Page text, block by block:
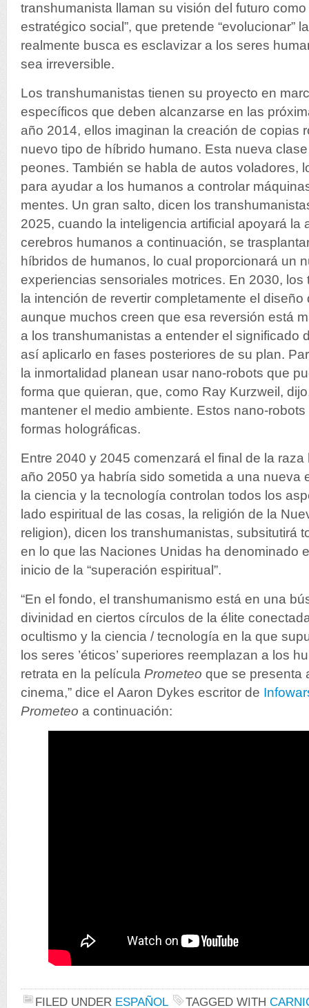
transhumanista llaman su visión del futuro como
estratégico social”, que pretende “evolucionar”
realmente busca es esclavizar a los seres
sea irreversible.
Los transhumanistas tienen su proyecto en
específicos que deben alcanzarse en las
año 2014, ellos imaginan la creación de copias
nuevo tipo de híbrido humano. Esta nueva
peones. También se habla de autos voladores,
para ayudar a los humanos a controlar
mentes. Un gran salto, dicen los
2025, cuando la inteligencia artificial apoyará la
cerebros humanos a continuación, se
híbridos de humanos, lo cual proporcionará un
experiencias sensoriales motrices. En 2030,
la intención de revertir completamente el
aunque muchos creen que esa reversión está
a los transhumanistas a entender el significado
así aplicarlo en fases posteriores de su plan.
la inmortalidad planean usar nano-robots que
forma que quieran, que, como Ray Kurzweil,
mantener el medio ambiente. Estos nano-
formas holográficas.
Entre 2040 y 2045 comenzará el final de la
año 2050 ya habría sido sometida a una nueva
la ciencia y la tecnología controlan todos los
lado espiritual de las cosas, la religión de la
religion), dicen los transhumanistas, subsitutirá
en lo que las Naciones Unidas ha denominado
inicio de la “superación espiritual”.
“En el fondo, el transhumanismo está en una
divinidad en ciertos círculos de la élite
ocultismo y la ciencia / tecnología en la que
los seres ’éticos’ superiores reemplazan a los
retrata en la película Prometeo que se presenta
cinema,” dice el Aaron Dykes escritor de
Prometeo a continuación:
FILED UNDER ESPAÑOL TAGGED WITH